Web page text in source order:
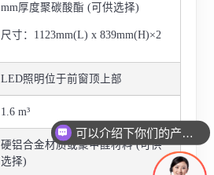
mm厚度聚碳酸酯 (可供选择)
尺寸：1123mm(L) x 839mm(H)×2
LED照明位于前窗顶上部
1.6 m³
硬铝合金材质或聚甲醛材料 (可供
选择)